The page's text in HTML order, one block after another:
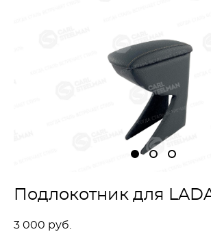
Подлокотник для
3 000 pуб.